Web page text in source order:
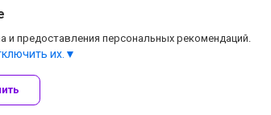
предоставления персональных рекомендаций.
их.
на контент